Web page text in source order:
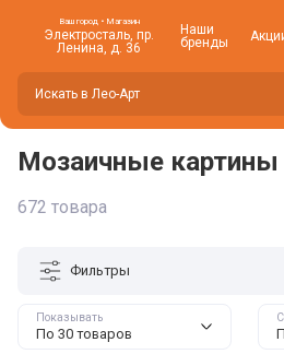
Ваш город • Магазин
Электросталь, пр.
Ленина, д. 36
Наши
бренды
Мозаичные картины
672 товара
Фильтры
Показывать
По 30 товаров